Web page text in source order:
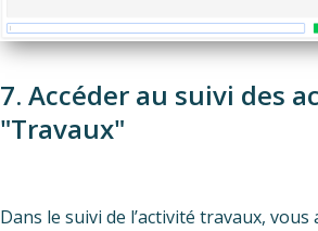
7. Accéder au suivi des
"Travaux"
Dans le suivi de l’activité travaux,